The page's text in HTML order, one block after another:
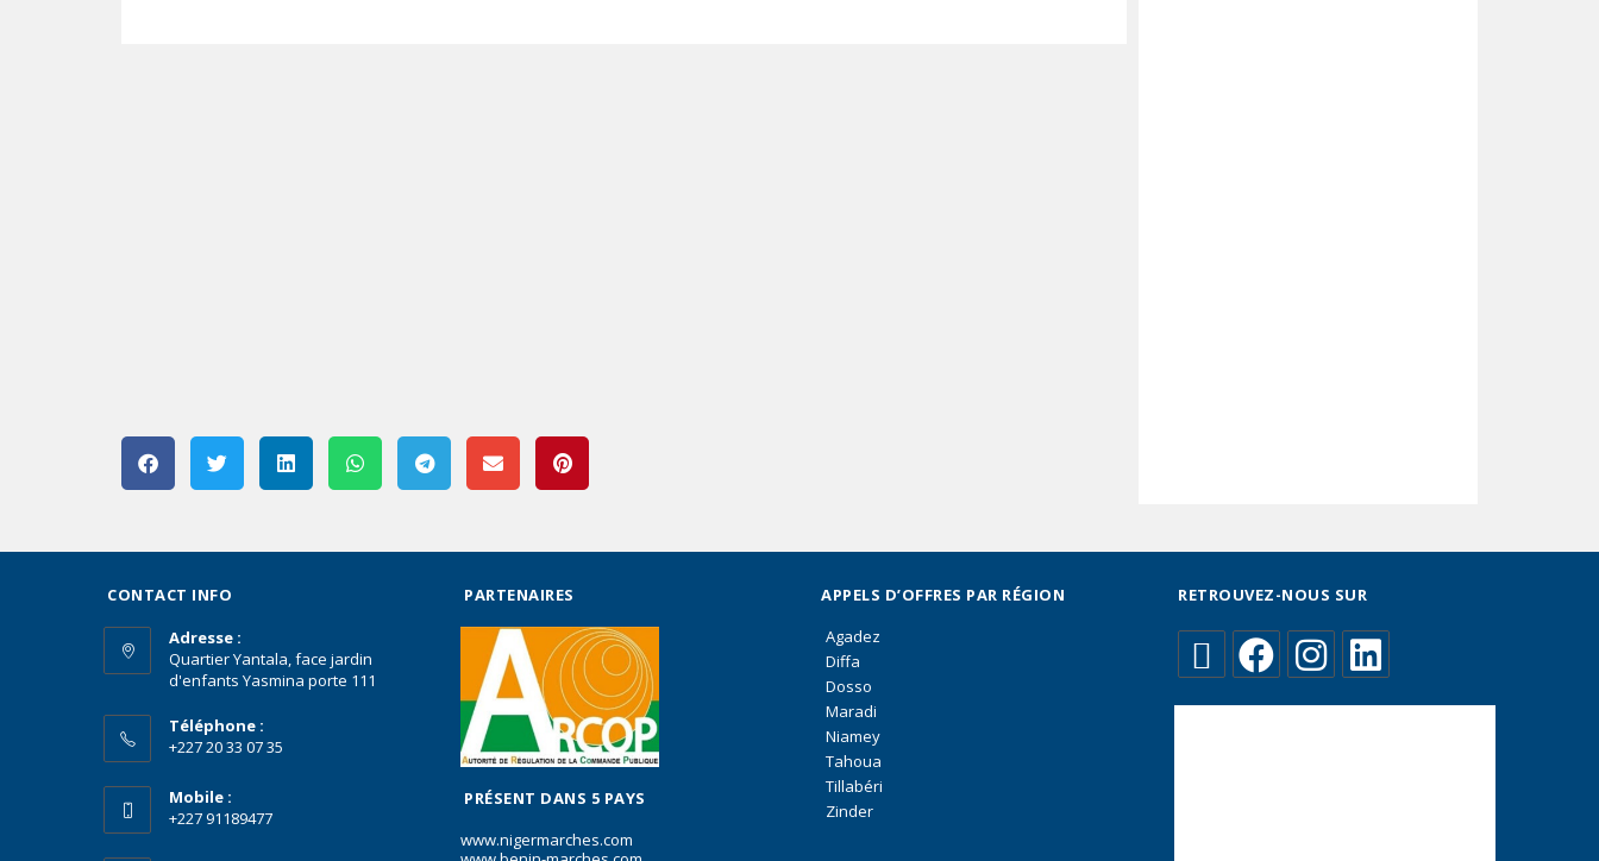
CONTACT INFO
Adresse :
Quartier Yantala, face jardin
d'enfants Yasmina porte 111
Téléphone :
+227 20 33 07 35
Mobile :
+227 91189477
PARTENAIRES
PRÉSENT DANS 5 PAYS
www.nigermarches.com
APPELS D’OFFRES PAR RÉGION
Agadez
Diffa
Dosso
Maradi
Niamey
Tahoua
Tillabéri
Zinder
RETROUVEZ-NOUS SUR